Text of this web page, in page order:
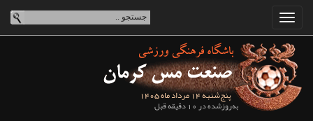
پنج‌شنبه 14 مرداد ماه 1405
به‌روزشده در 10 دقیقه قبل